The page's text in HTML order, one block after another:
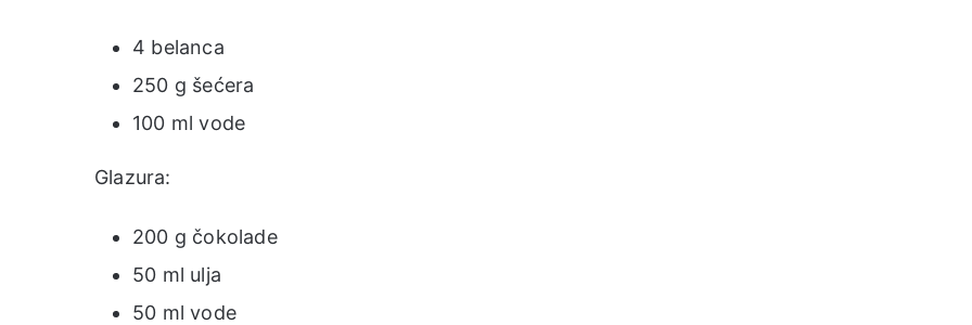
4 belanca
250 g šećera
100 ml vode
Glazura:
200 g čokolade
50 ml ulja
50 ml vode